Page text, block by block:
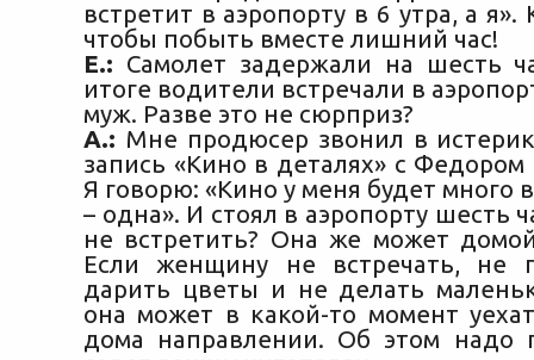
встретит в аэропорту в 6 утра, а я».
чтобы побыть вместе лишний час!
Е.: Самолет задержали на шесть
итоге водители встречали в
муж. Разве это не сюрприз?
А.: Мне продюсер звонил в
запись «Кино в деталях» с Федором
Я говорю: «Кино у меня будет много
– одна». И стоял в аэропорту шесть
не встретить? Она же может
Если женщину не встречать, не
дарить цветы и не делать
она может в какой-то момент
дома направлении. Об этом надо